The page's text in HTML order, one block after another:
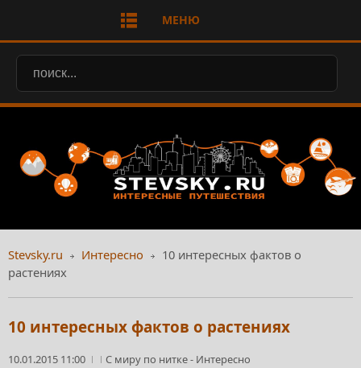
МЕНЮ
Stevsky.ru Интересно
10 интересных фактов о
растениях
10 интересных фактов о растениях
10.01.2015 11:00 С миру по нитке- Интересно